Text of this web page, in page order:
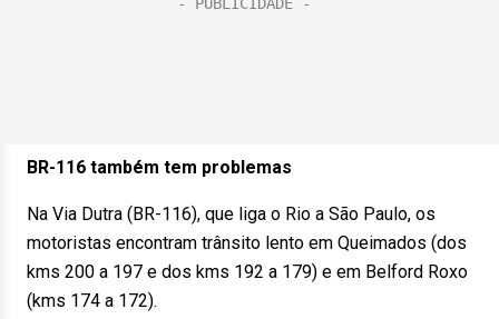
BR-116 também tem problemas
Na Via Dutra (BR-116), que liga o Rio a São Paulo, os
motoristas encontram trânsito lento em Queimados (dos
kms 200 a 197 e dos kms 192 a 179) e em Belford Roxo
(kms 174 a 172).